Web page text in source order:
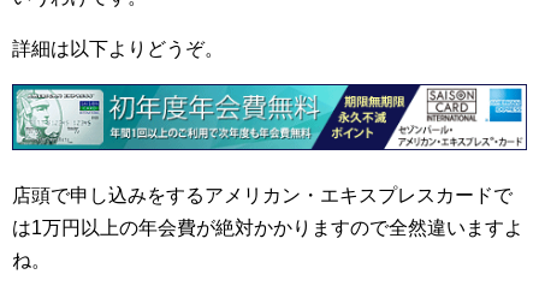
詳細は以下よりどうぞ。
店頭で申し込みをするアメリカン・エキスプレスカードで
は1万円以上の年会費が絶対かかりますので全然違いますよ
ね。